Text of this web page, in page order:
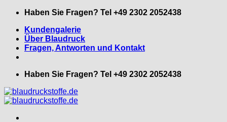
Zum
springen
Haben Sie Fragen? Tel +49 2302 2052438
Kundengalerie
Über Blaudruck
Fragen, Antworten und Kontakt
Haben Sie Fragen? Tel +49 2302 2052438